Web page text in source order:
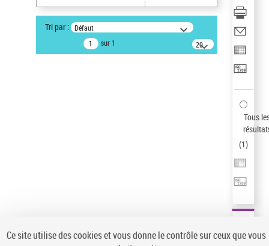
Type de notice d'autorité
Tri par : Défaut
sur 1
20
résultats/page
Tous
(1)
Ce site utilise des cookies et vous donne le contrôle sur ceux que vous